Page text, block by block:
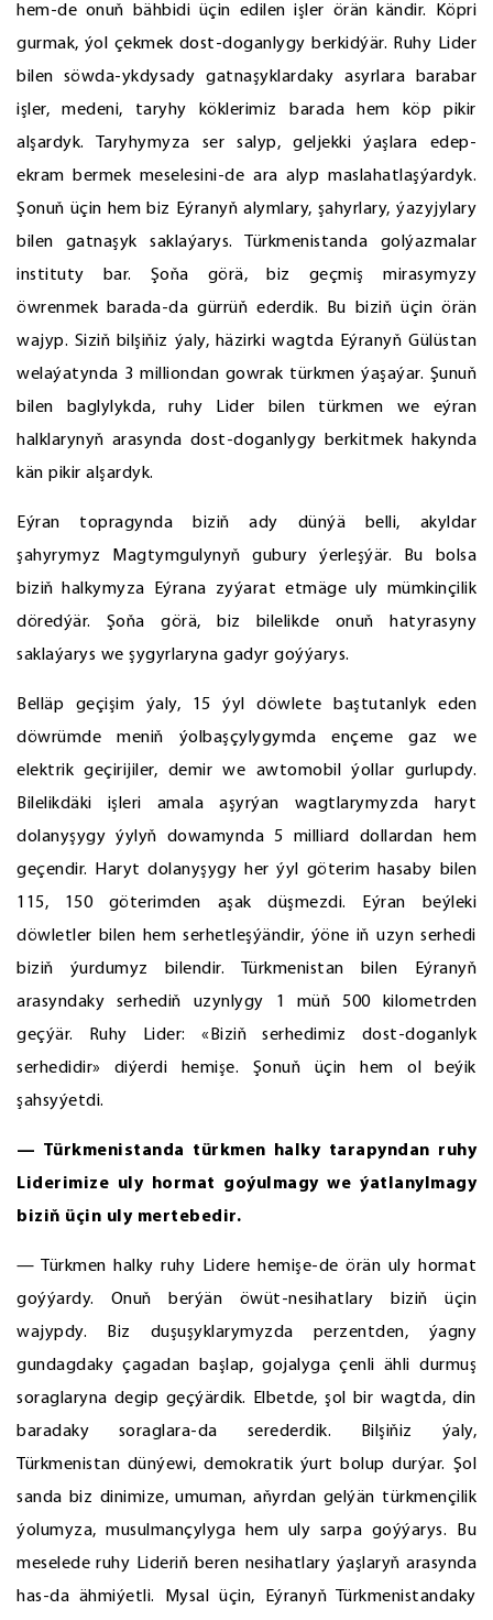
hem-de onuň bähbidi üçin edilen işler örän kändir. Köpri
gurmak, ýol çekmek dost-doganlygy berkidýär. Ruhy Lider
bilen söwda-ykdysady gatnaşyklardaky asyrlara barabar
işler, medeni, taryhy köklerimiz barada hem köp pikir
alşardyk. Taryhymyza ser salyp, geljekki ýaşlara edep-
ekram bermek meselesini-de ara alyp maslahatlaşýardyk.
Şonuň üçin hem biz Eýranyň alymlary, şahyrlary, ýazyjylary
bilen gatnaşyk saklaýarys. Türkmenistanda golýazmalar
instituty bar. Şoňa görä, biz geçmiş mirasymyzy
öwrenmek barada-da gürrüň ederdik. Bu biziň üçin örän
wajyp. Siziň bilşiňiz ýaly, häzirki wagtda Eýranyň Gülüstan
welaýatynda 3 milliondan gowrak türkmen ýaşaýar. Şunuň
bilen baglylykda, ruhy Lider bilen türkmen we eýran
halklarynyň arasynda dost-doganlygy berkitmek hakynda
kän pikir alşardyk.
Eýran topragynda biziň ady dünýä belli, akyldar
şahyrymyz Magtymgulynyň gubury ýerleşýär. Bu bolsa
biziň halkymyza Eýrana zyýarat etmäge uly mümkinçilik
döredýär. Şoňa görä, biz bilelikde onuň hatyrasyny
saklaýarys we şygyrlaryna gadyr goýýarys.
Belläp geçişim ýaly, 15 ýyl döwlete baştutanlyk eden
döwrümde meniň ýolbaşçylygymda ençeme gaz we
elektrik geçirijiler, demir we awtomobil ýollar gurlupdy.
Bilelikdäki işleri amala aşyrýan wagtlarymyzda haryt
dolanyşygy ýylyň dowamynda 5 milliard dollardan hem
geçendir. Haryt dolanyşygy her ýyl göterim hasaby bilen
115, 150 göterimden aşak düşmezdi. Eýran beýleki
döwletler bilen hem serhetleşýändir, ýöne iň uzyn serhedi
biziň ýurdumyz bilendir. Türkmenistan bilen Eýranyň
arasyndaky serhediň uzynlygy 1 müň 500 kilometrden
geçýär. Ruhy Lider: «Biziň serhedimiz dost-doganlyk
serhedidir» diýerdi hemişe. Şonuň üçin hem ol beýik
şahsyýetdi.
— Türkmenistanda türkmen halky tarapyndan ruhy
Liderimize uly hormat goýulmagy we ýatlanylmagy
biziň üçin uly mertebedir.
— Türkmen halky ruhy Lidere hemişe-de örän uly hormat
goýýardy. Onuň berýän öwüt-nesihatlary biziň üçin
wajypdy. Biz duşuşyklarymyzda perzentden, ýagny
gundagdaky çagadan başlap, gojalyga çenli ähli durmuş
soraglaryna degip geçýärdik. Elbetde, şol bir wagtda, din
baradaky soraglara-da serederdik. Bilşiňiz ýaly,
Türkmenistan dünýewi, demokratik ýurt bolup durýar. Şol
sanda biz dinimize, umuman, aňyrdan gelýän türkmençilik
ýolumyza, musulmançylyga hem uly sarpa goýýarys. Bu
meselede ruhy Lideriň beren nesihatlary ýaşlaryň arasynda
has-da ähmiýetli. Mysal üçin, Eýranyň Türkmenistandaky